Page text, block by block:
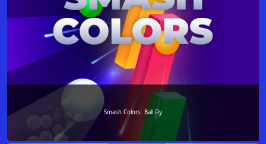
Smash Colors: Ball Fly